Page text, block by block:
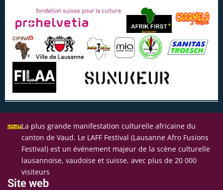
La plus grande manifestation culturelle africaine du
canton de Vaud. Le LAFF Festival (Lausanne Afro Fusions
Festival) est un événement majeur de la scène culturelle
lausannoise, vaudoise et suisse, avec plus de 20 000
visiteurs
Site web